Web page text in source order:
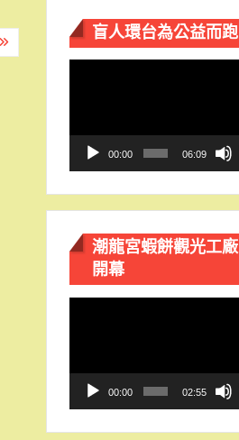
盲人環台​為公益而跑
放
00:00 06:09
潮龍宮蝦餅觀光工廠
開幕
00:00 02:55